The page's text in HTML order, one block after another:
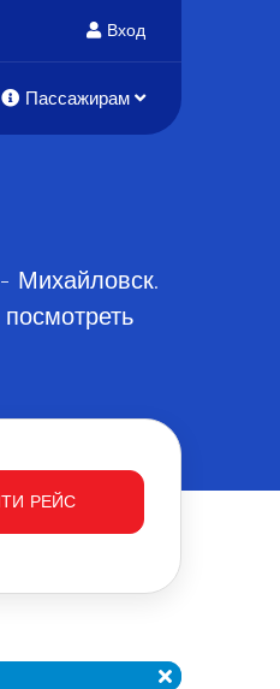
Вход
Пассажирам
Михайловск.